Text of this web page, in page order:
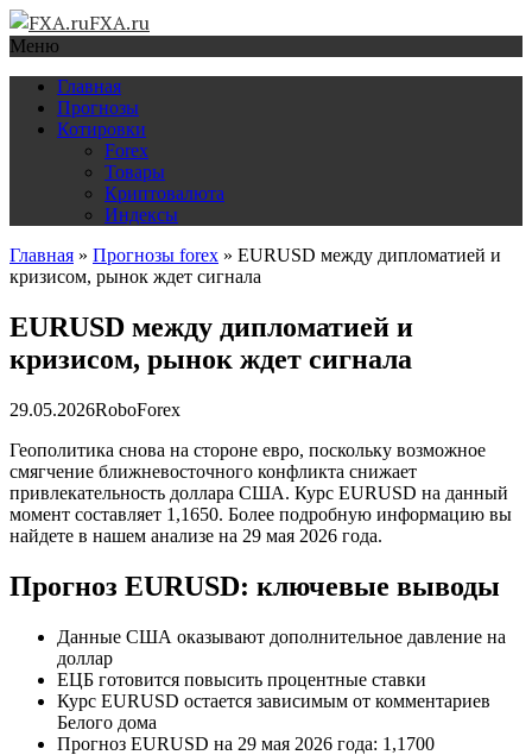
FXA.ru
Меню
Главная
Прогнозы
Котировки
Forex
Товары
Криптовалюта
Индексы
Главная » Прогнозы forex » EURUSD между дипломатией и
кризисом, рынок ждет сигнала
EURUSD между дипломатией и
кризисом, рынок ждет сигнала
29.05.2026RoboForex
Геополитика снова на стороне евро, поскольку возможное
смягчение ближневосточного конфликта снижает
привлекательность доллара США. Курс EURUSD на данный
момент составляет 1,1650. Более подробную информацию вы
найдете в нашем анализе на 29 мая 2026 года.
Прогноз EURUSD: ключевые выводы
Данные США оказывают дополнительное давление на
доллар
ЕЦБ готовится повысить процентные ставки
Курс EURUSD остается зависимым от комментариев
Белого дома
Прогноз EURUSD на 29 мая 2026 года: 1,1700